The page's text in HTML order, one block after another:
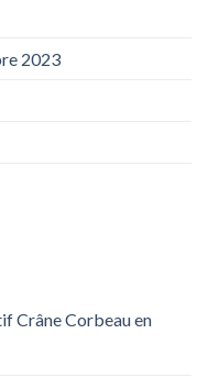
2023
Crâne Corbeau en